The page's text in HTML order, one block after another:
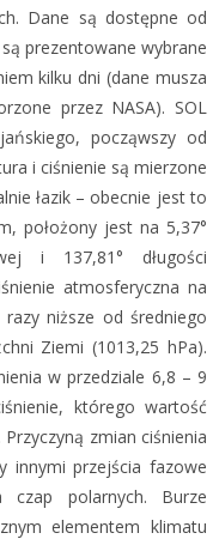
Dane są dostępne od
prezentowane wybrane
kilku dni (dane musza
przez NASA). SOL
począwszy od
i ciśnienie są mierzone
łazik – obecnie jest to
położony jest na 5,37°
i 137,81° długości
atmosferyczna na
niższe od średniego
Ziemi (1013,25 hPa).
w przedziale 6,8 – 9
którego wartość
zmian ciśnienia
innymi przejścia fazowe
polarnych. Burze
elementem klimatu